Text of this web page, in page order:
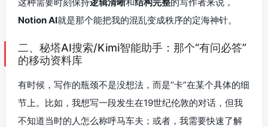
Notion AI就是那个能把我的混乱变成秩序的定海神针。
二、秘塔AI搜索/Kimi智能助手：那个“有问必答”
的移动资料库
有时候，写作的瓶颈不是没想法，而是“卡”在某个具体的细
节上。比如，我想写一段发生在19世纪伦敦的对话，但我
不知道当时的人怎么称呼马车夫；或者，我需要快速了解